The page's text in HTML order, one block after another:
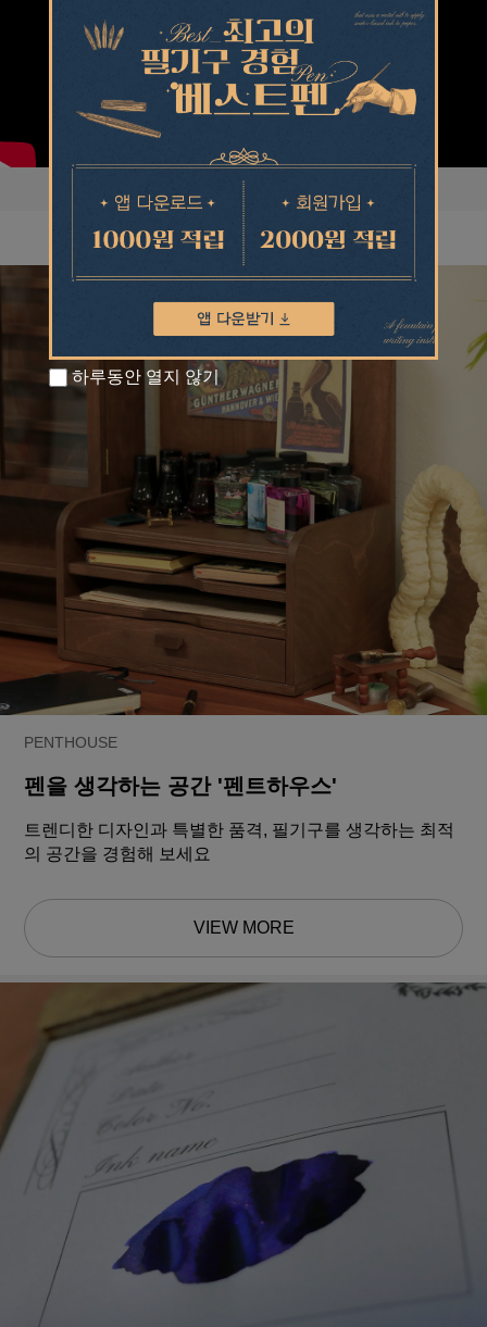
PENTHOUSE
펜을 생각하는 공간 '펜트하우스'
트렌디한 디자인과 특별한 품격, 필기구를 생각하는 최적
의 공간을 경험해 보세요
VIEW MORE
하루동안 열지 않기